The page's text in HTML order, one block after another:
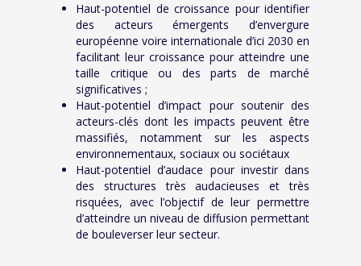
Haut-potentiel de croissance pour identifier
des acteurs émergents d’envergure
européenne voire internationale d’ici 2030 en
facilitant leur croissance pour atteindre une
taille critique ou des parts de marché
significatives ;
Haut-potentiel d’impact pour soutenir des
acteurs-clés dont les impacts peuvent être
massifiés, notamment sur les aspects
environnementaux, sociaux ou sociétaux
Haut-potentiel d’audace pour investir dans
des structures très audacieuses et très
risquées, avec l’objectif de leur permettre
d’atteindre un niveau de diffusion permettant
de bouleverser leur secteur.